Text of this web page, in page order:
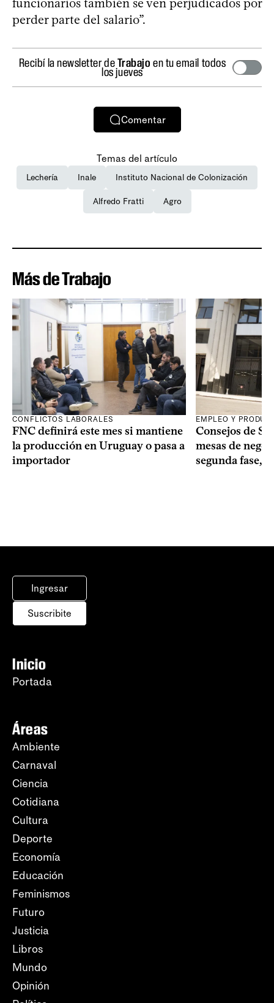
funcionarios también se ven perjudicados por
perder parte del salario”.
Recibí la newsletter deTrabajo en tu email todos
los jueves
Comentar
Temas del artículo
Lechería Inale Instituto Nacional de Colonización
Alfredo Fratti Agro
Más de Trabajo
CONFLICTOS LABORALES
FNC definirá este mes si mantiene
la producción en Uruguay o pasa a
importador
EMPLEO Y
Consejos de
mesas de
segunda fase,
Ingresar
Suscribite
Inicio
Portada
Áreas
Ambiente
Carnaval
Ciencia
Cotidiana
Cultura
Deporte
Economía
Educación
Feminismos
Futuro
Justicia
Libros
Mundo
Opinión